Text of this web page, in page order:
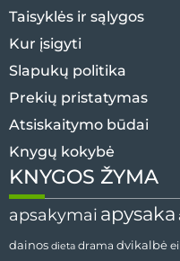
Taisyklės ir sąlygos
Kur įsigyti
Slapukų politika
Prekių pristatymas
Atsiskaitymo būdai
Knygų kokybė
KNYGOS ŽYMA
apsakymai apysaka
dainos dieta drama dvikalbė